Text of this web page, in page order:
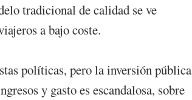
tradicional de calidad se ve
a bajo coste.
políticas, pero la inversión pública
y gasto es escandalosa, sobre